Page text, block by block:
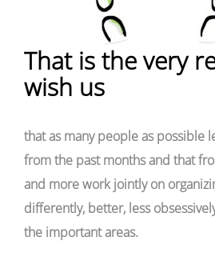
That is the very
wish us
that as many people as possible
from the past months and that
and more work jointly on
differently, better, less
the important areas.